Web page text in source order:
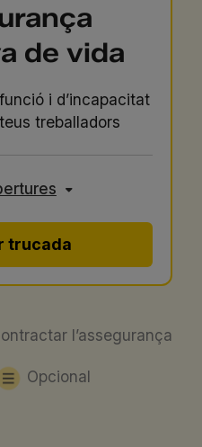
de vida
i d’incapacitat
treballadors
trucada
l’assegurança
Opcional